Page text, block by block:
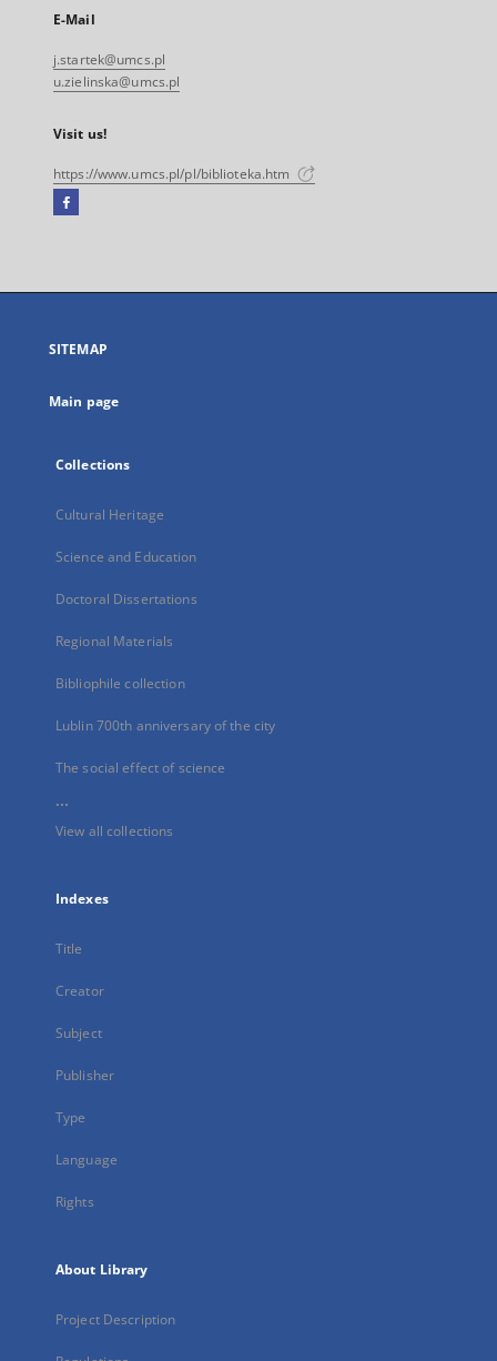
E-Mail
j.startek@umcs.pl
u.zielinska@umcs.pl
Visit us!
https://www.umcs.pl/pl/biblioteka.htm
Facebook
open
new
SITEMAP
Main page
Collections
Cultural Heritage
Science and Education
Doctoral Dissertations
Regional Materials
Bibliophile collection
Lublin 700th anniversary of the city
The social effect of science
...
View all collections
Indexes
Title
Creator
Subject
Publisher
Type
Language
Rights
About Library
Project Description